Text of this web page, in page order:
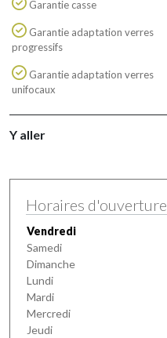
Garantie casse
Garantie adaptation verres
progressifs
Garantie adaptation verres
unifocaux
Y aller
Horaires d'ouverture
Vendredi
Samedi
Dimanche
Lundi
Mardi
Mercredi
Jeudi